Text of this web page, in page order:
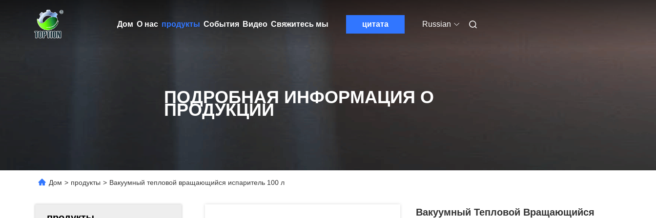
Дом О нас продукты События Видео Свяжитесь мы цитата Russian
ПОДРОБНАЯ ИНФОРМАЦИЯ О
ПРОДУКЦИИ
Дом > продукты > Вакуумный тепловой вращающийся испаритель 100 л
Вакуумный Тепловой Вращающийся